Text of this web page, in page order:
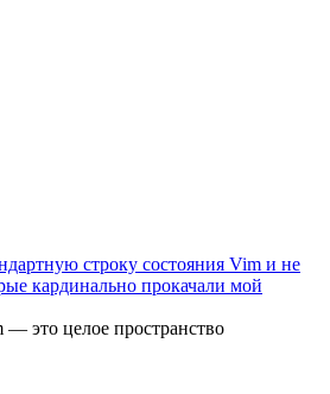
строку состояния Vim и не
кардинально прокачали мой
— это целое пространство